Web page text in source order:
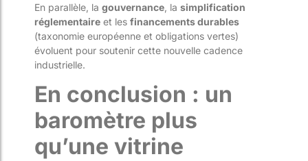
En parallèle, la gouvernance , la simplification
réglementaire et les financements durables
(taxonomie européenne et obligations vertes)
évoluent pour soutenir cette nouvelle cadence
industrielle.
En conclusion : un
baromètre plus
qu’une vitrine